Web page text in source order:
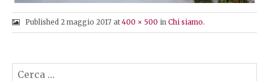
Published 2 maggio 2017 at 400 × 500 in Chi siamo.
per: